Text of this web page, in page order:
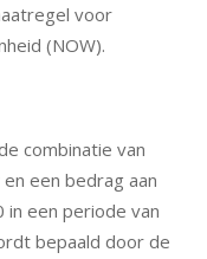
voor
(NOW).
combinatie van
een bedrag aan
een periode van
bepaald door de